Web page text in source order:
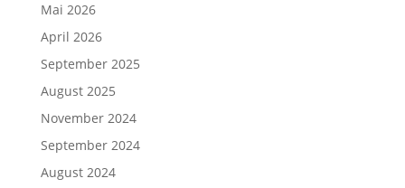
Mai 2026
April 2026
September 2025
August 2025
November 2024
September 2024
August 2024